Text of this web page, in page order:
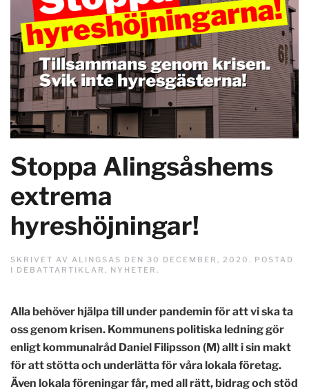
Stoppa Alingsåshems
extrema
hyreshöjningar!
SKRIVET AV ALINGSAS DEN 30 DECEMBER, 2020 . POSTAD
I DEBATTARTIKLAR , NYHETER .
Alla behöver hjälpa till under pandemin för att vi ska ta
oss genom krisen. Kommunens politiska ledning gör
enligt kommunalråd Daniel Filipsson (M) allt i sin makt
för att stötta och underlätta för våra lokala företag.
Även lokala föreningar får, med all rätt, bidrag och stöd